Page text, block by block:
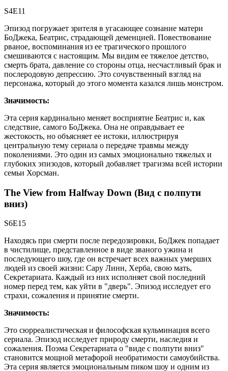
S4E11
Эпизод погружает зрителя в угасающее сознание матери
БоДжека, Беатрис, страдающей деменцией. Повествование
рваное, воспоминания из ее трагического прошлого
смешиваются с настоящим. Мы видим ее тяжелое детство,
смерть брата, давление со стороны отца, несчастливый брак и
послеродовую депрессию. Это сочувственный взгляд на
персонажа, который до этого момента казался лишь монстром.
Значимость:
Эта серия кардинально меняет восприятие Беатрис и, как
следствие, самого БоДжека. Она не оправдывает ее
жестокость, но объясняет ее истоки, иллюстрируя
центральную тему сериала о передаче травмы между
поколениями. Это один из самых эмоционально тяжелых и
глубоких эпизодов, который добавляет трагизма всей истории
семьи Хорсман.
The View from Halfway Down (Вид с полпути
вниз)
S6E15
Находясь при смерти после передозировки, БоДжек попадает
в чистилище, представленное в виде званого ужина и
последующего шоу, где он встречает всех важных умерших
людей из своей жизни: Сару Линн, Херба, свою мать,
Секретариата. Каждый из них исполняет свой последний
номер перед тем, как уйти в "дверь". Эпизод исследует его
страхи, сожаления и принятие смерти.
Значимость:
Это сюрреалистическая и философская кульминация всего
сериала. Эпизод исследует природу смерти, наследия и
сожаления. Поэма Секретариата о "виде с полпути вниз"
становится мощной метафорой необратимости самоубийства.
Эта серия является эмоциональным пиком шоу и одним из